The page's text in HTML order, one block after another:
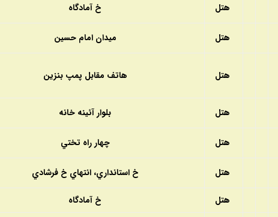
هتل خ آمادگاه
هتل ميدان امام حسين
هتل هاتف مقابل پمپ بنزين
هتل بلوار آئينه خانه
هتل چهار راه تختي
هتل خ استانداري، انتهاي خ فرشادي
هتل خ آمادگاه